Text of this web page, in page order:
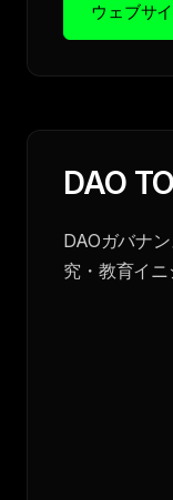
ウェブサ
DAO
DAOガバナ
究・教育イニ